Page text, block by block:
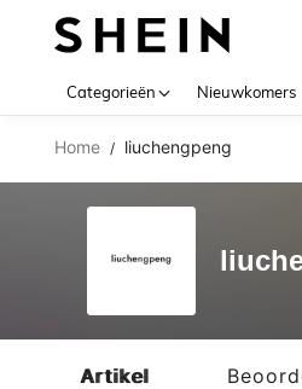
Categorieën Nieuwkomers
Home / liuchengpeng
Artikel